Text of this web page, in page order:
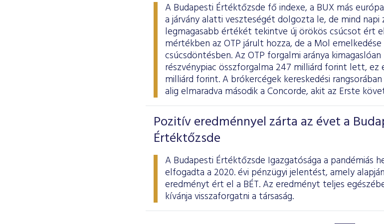
A Budapesti Értéktőzsde fő indexe, a BUX más
a járvány alatti veszteségét dolgozta le, de mind
legmagasabb értékét tekintve új örökös csúcsot ért
mértékben az OTP járult hozza, de a Mol
csúcsdöntésben. Az OTP forgalmi aránya
részvénypiac összforgalma 247 milliárd forint lett, ez
milliárd forint. A brókercégek kereskedési
alig elmaradva második a Concorde, akit az Erste
Pozitív eredménnyel zárta az évet a
Értéktőzsde
A Budapesti Értéktőzsde Igazgatósága a pandémiás
elfogadta a 2020. évi pénzügyi jelentést, amely
eredményt ért el a BÉT. Az eredményt teljes
kívánja visszaforgatni a társaság.